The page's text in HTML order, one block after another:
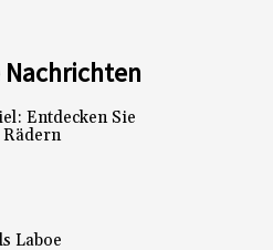
Entdecken Sie
Laboe